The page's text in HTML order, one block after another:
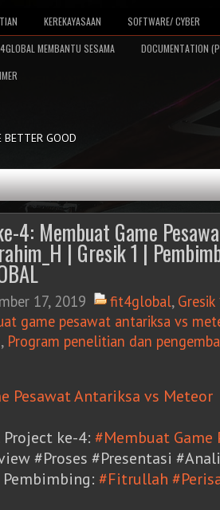
KEREKAYASAAN
SOFTWARE/ CYBER
MEMBANTU SESAMA
DOCUMENTATION
BETTER GOOD
4: Membuat Game
| Gresik 1 |
17, 2019 fit4global, Gresik
game pesawat antariksa vs
, Program penelitian dan
Pesawat Antariksa vs Meteor
Project ke-4: #Membuat Game
#Proses #Presentasi
Pembimbing: #Fitrullah